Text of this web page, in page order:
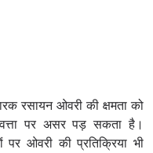
रसायन ओवरी की क्षमता को
पर असर पड़ सकता है।
पर ओवरी की प्रतिक्रिया भी